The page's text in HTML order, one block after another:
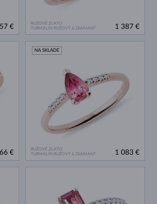
€
RUŽOVÉ ZLATO
TURMALÍN RUŽOVÝ & DIAMANT
1 387 €
€
RUŽOVÉ ZLATO
TURMALÍN RUŽOVÝ & DIAMANT
NA SKLADE
1 083 €